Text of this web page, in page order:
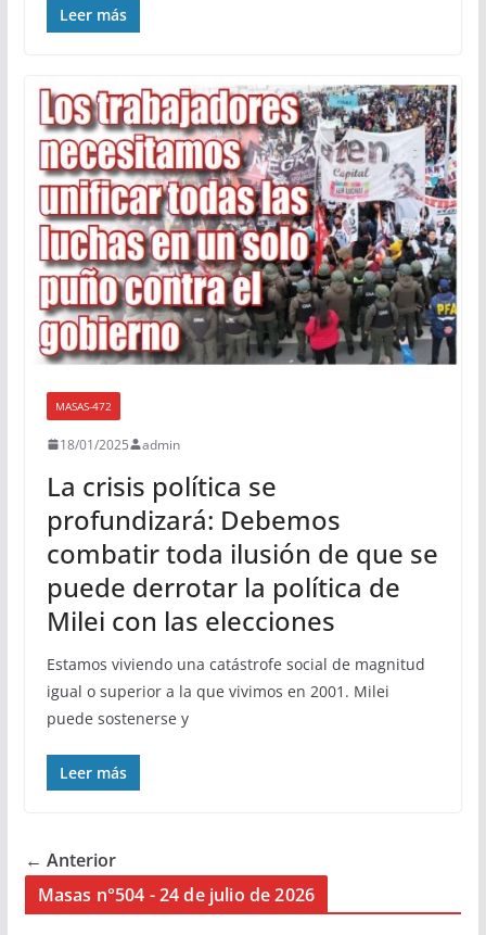
Leer más
MASAS-472
18/01/2025 admin
La crisis política se
profundizará: Debemos
combatir toda ilusión de que se
puede derrotar la política de
Milei con las elecciones
Estamos viviendo una catástrofe social de magnitud
igual o superior a la que vivimos en 2001. Milei
puede sostenerse y
Leer más
← Anterior
Masas n°504 - 24 de julio de 2026